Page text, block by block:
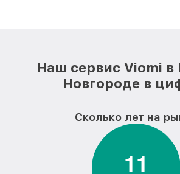
Наш сервис Viomi
Новгороде в
Сколько лет на
11